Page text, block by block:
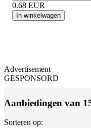
0.68 EUR
In winkelwagen
Advertisement
GESPONSORD
Aanbiedingen van
Sorteren op: